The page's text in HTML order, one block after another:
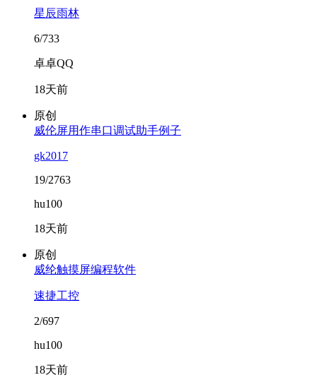
星辰雨林
6/733
卓卓QQ
18天前
原创
威伦屏用作串口调试助手例子
gk2017
19/2763
hu100
18天前
原创
威纶触摸屏编程软件
速捷工控
2/697
hu100
18天前